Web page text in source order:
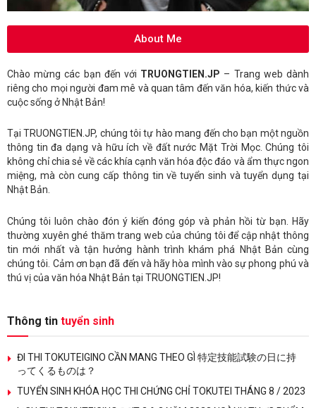
About Me
Chào mừng các bạn đến với TRUONGTIEN.JP – Trang web dành
riêng cho mọi người đam mê và quan tâm đến văn hóa, kiến thức và
cuộc sống ở Nhật Bản!
Tại TRUONGTIEN.JP, chúng tôi tự hào mang đến cho bạn một nguồn
thông tin đa dạng và hữu ích về đất nước Mặt Trời Mọc. Chúng tôi
không chỉ chia sẻ về các khía cạnh văn hóa độc đáo và ẩm thực ngon
miệng, mà còn cung cấp thông tin về tuyển sinh và tuyển dụng tại
Nhật Bản.
Chúng tôi luôn chào đón ý kiến đóng góp và phản hồi từ bạn. Hãy
thường xuyên ghé thăm trang web của chúng tôi để cập nhật thông
tin mới nhất và tận hưởng hành trình khám phá Nhật Bản cùng
chúng tôi. Cảm ơn bạn đã đến và hãy hòa mình vào sự phong phú và
thú vị của văn hóa Nhật Bản tại TRUONGTIEN.JP!
Thông tin tuyển sinh
ĐI THI TOKUTEIGINO CẦN MANG THEO GÌ 特定技能試験の日に持
ってくるものは？
TUYỂN SINH KHÓA HỌC THI CHỨNG CHỈ TOKUTEI THÁNG 8 / 2023